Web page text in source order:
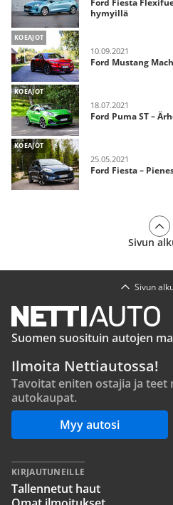
Ford Fiesta
hymyillä
KOEAJOT
10.09.2021
Ford Mustang
KOEAJOT
18.07.2021
Ford Puma ST –
KOEAJOT
25.05.2021
Ford Fiesta –
Sivun
Sivun
Suomen suosituin autojen
Ilmoita Nettiautossa!
Tavoitat eniten ostajia ja
autokaupat.
Myy autosi
KIRJAUTUNEILLE
Tallennetut haut